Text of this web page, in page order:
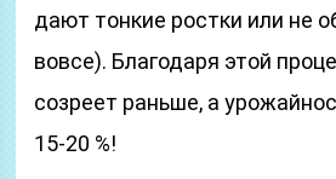
дают тонкие ростки или не
вовсе). Благодаря этой
созреет раньше, а
15-20 %!